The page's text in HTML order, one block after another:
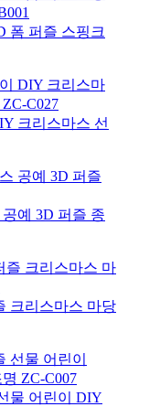
폼 퍼즐 스핑크
크리스마스 선
예 3D 퍼즐 종
크리스마스 마당
물 ​​어린이 DIY